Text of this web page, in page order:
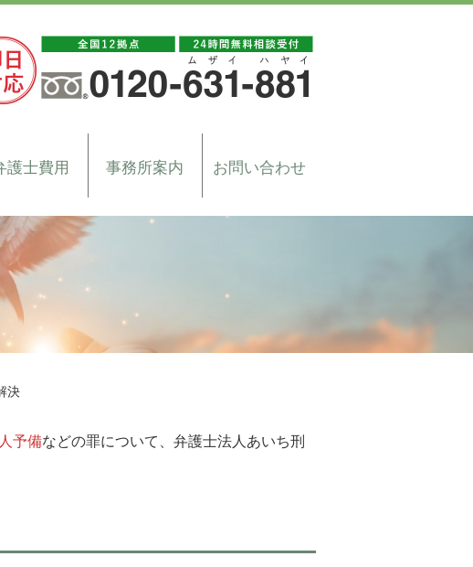
護士費用 事務所案内 お問い合わせ
決
予備などの罪について、弁護士法人あいち刑